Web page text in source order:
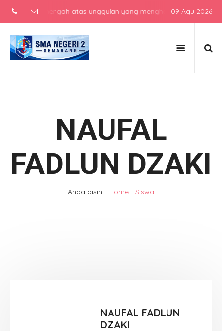
menengah atas unggulan yang menghasilkan lulusan
09 Agu 2026
NAUFAL
FADLUN DZAKI
Anda disini : Home - Siswa
NAUFAL FADLUN
DZAKI